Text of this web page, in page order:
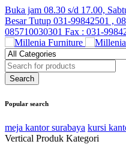
Buka jam 08.30 s/d 17.00,
Besar Tutup 031-99842501 ,
085710030301 Fax : 031-
Popular search
meja kantor surabaya kursi
Vertical Produk Kategori